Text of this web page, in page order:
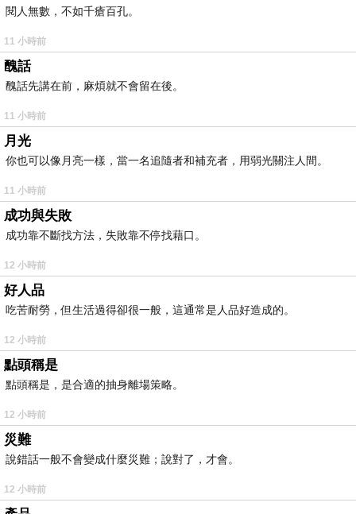
閱人無數，不如千瘡百孔。
11 小時前
醜話
醜話先講在前，麻煩就不會留在後。
11 小時前
月光
你也可以像月亮一樣，當一名追隨者和補充者，用弱光關注人間。
11 小時前
成功與失敗
成功靠不斷找方法，失敗靠不停找藉口。
12 小時前
好人品
吃苦耐勞，但生活過得卻很一般，這通常是人品好造成的。
12 小時前
點頭稱是
點頭稱是，是合適的抽身離場策略。
12 小時前
災難
說錯話一般不會變成什麼災難；說對了，才會。
12 小時前